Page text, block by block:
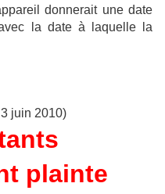
donnerait une date
la date à laquelle la
juin 2010)
plainte